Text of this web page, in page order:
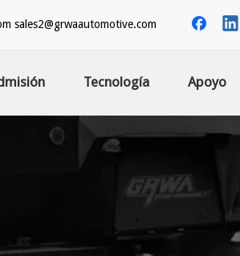
sales2@grwaautomotive.com
Tecnología Apoyo